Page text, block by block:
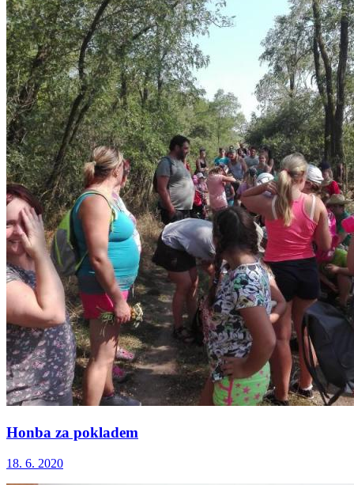
Honba za pokladem
18. 6. 2020